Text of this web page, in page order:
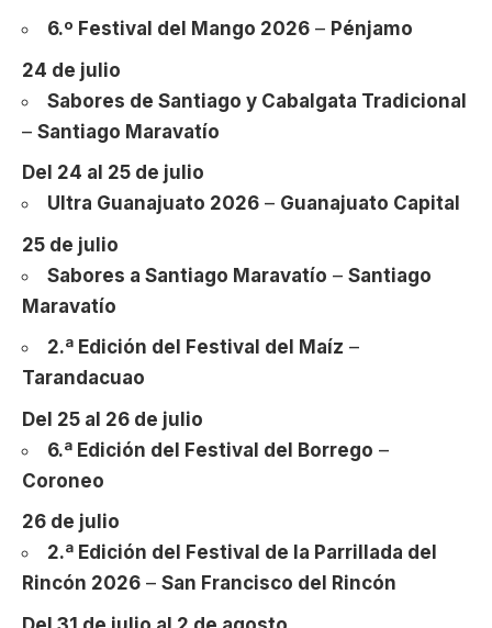
6.º Festival del Mango 2026 – Pénjamo
24 de julio
Sabores de Santiago y Cabalgata Tradicional
– Santiago Maravatío
Del 24 al 25 de julio
Ultra Guanajuato 2026 – Guanajuato Capital
25 de julio
Sabores a Santiago Maravatío – Santiago
Maravatío
2.ª Edición del Festival del Maíz –
Tarandacuao
Del 25 al 26 de julio
6.ª Edición del Festival del Borrego –
Coroneo
26 de julio
2.ª Edición del Festival de la Parrillada del
Rincón 2026 – San Francisco del Rincón